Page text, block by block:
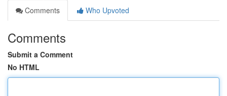
Comments
Who Upvoted
Comments
Submit a Comment
No HTML